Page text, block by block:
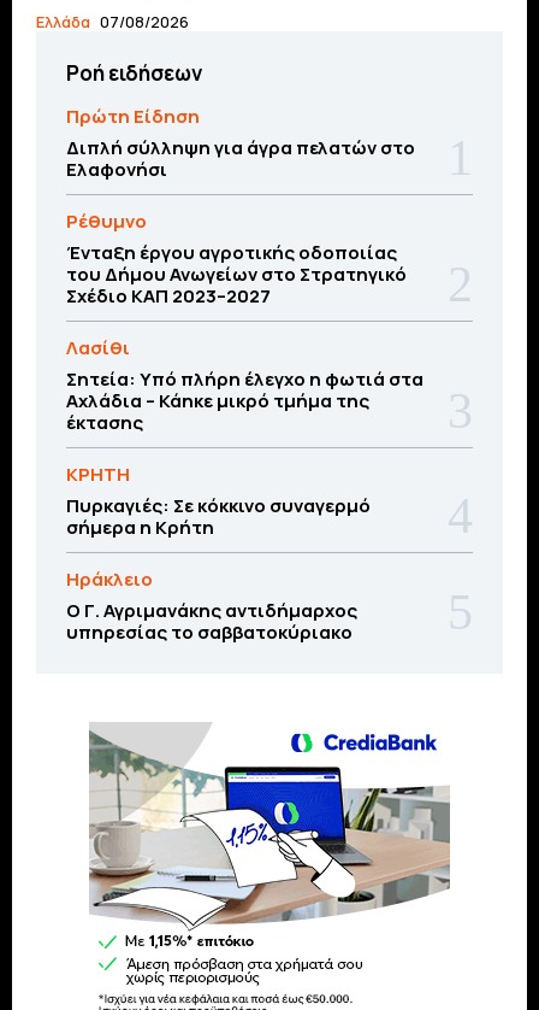
Ελλάδα 07/08/2026
Ροή ειδήσεων
Πρώτη Είδηση
Διπλή σύλληψη για άγρα πελατών στο
Ελαφονήσι
Ρέθυμνο
Ένταξη έργου αγροτικής οδοποιίας
του Δήμου Ανωγείων στο Στρατηγικό
Σχέδιο ΚΑΠ 2023–2027
Λασίθι
Σητεία: Υπό πλήρη έλεγχο η φωτιά στα
Αχλάδια – Κάηκε μικρό τμήμα της
έκτασης
ΚΡΗΤΗ
Πυρκαγιές: Σε κόκκινο συναγερμό
σήμερα η Κρήτη
Ηράκλειο
Ο Γ. Αγριμανάκης αντιδήμαρχος
υπηρεσίας το σαββατοκύριακο